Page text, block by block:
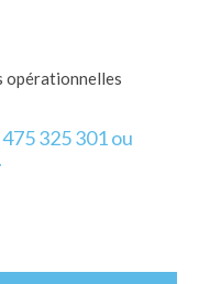
opérationnelles
325 301 ou